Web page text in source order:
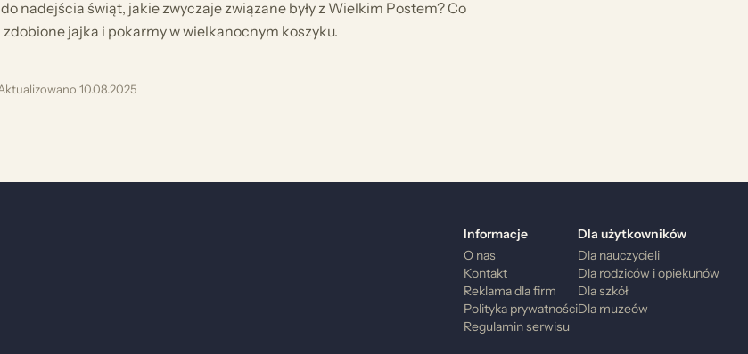
nadejścia świąt, jakie zwyczaje związane były z Wielkim Postem? Co
jajka i pokarmy w wielkanocnym koszyku.
10.08.2025
Informacje
O nas
Kontakt
Reklama dla firm
Polityka prywatności
Regulamin serwisu
Dla użytkowników
Dla nauczycieli
Dla rodziców i opiekunów
Dla szkół
Dla muzeów